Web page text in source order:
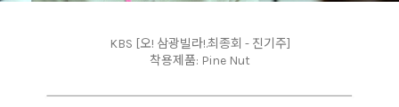
KBS [오! 삼광빌라!.최종회 - 진기주]
착용제품: Pine Nut